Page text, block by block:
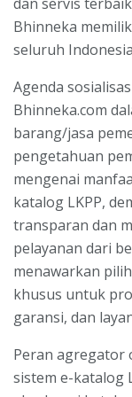
Bhinneka
seluruh
Agenda
Bhinneka.com
barang/jasa
pengetahuan
mengenai
katalog LKPP,
transparan dan
pelayanan dari
menawarkan
khusus untuk
garansi, dan
Peran agregator
sistem e-katalog